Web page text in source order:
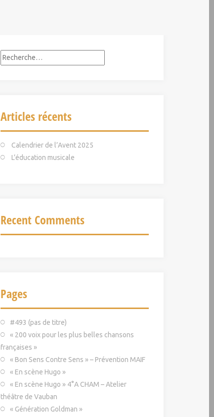
R
r
c
h
e
Articles récents
Calendrier de l’Avent 2025
L’éducation musicale
Recent Comments
Pages
#493 (pas de titre)
« 200 voix pour les plus belles chansons
françaises »
« Bon Sens Contre Sens » – Prévention MAIF
« En scène Hugo »
« En scène Hugo » 4°A CHAM – Atelier
théâtre de Vauban
« Génération Goldman »